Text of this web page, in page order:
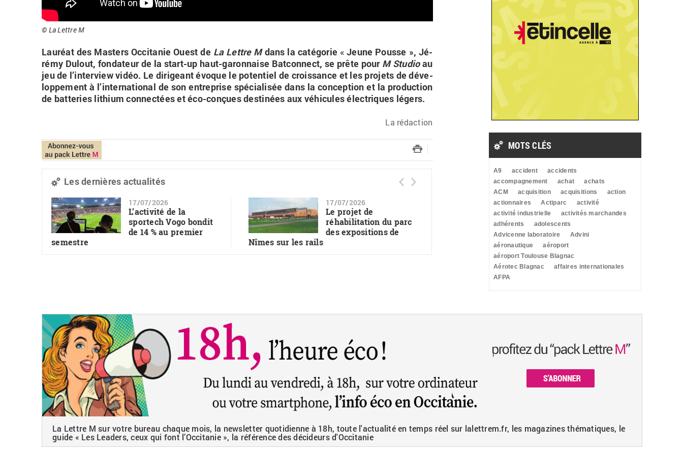
© La Lettre M
Lau­réat des Mas­ters Oc­ci­ta­nie Ouest de La Lettre Mdans la ca­té­go­rie « Jeune Pousse », Jé­
rémy Du­lout, fon­da­teur de la start-up haut-ga­ron­naise Bat­con­nect, se prête pour M Stu­dioau
jeu de l’in­ter­view vidéo. Le di­ri­geant évoque le po­ten­tiel de crois­sance et les pro­jets de dé­ve­
lop­pe­ment à l’in­ter­na­tio­nal de son en­tre­prise spé­cia­li­sée dans la concep­tion et la pro­duc­tion
de bat­te­ries li­thium connec­tées et éco-conçues des­ti­nées aux vé­hi­cules élec­triques lé­gers.
La ré­dac­tion
Les dernières actualités
17/07/2026
L’activité de la
sportech Vogo bondit
de 14 % au premier
semestre
17/07/2026
Le projet de
réhabilitation du parc
des expositions de
Nîmes sur les rails
MOTS CLÉS
A9 accident
accidents
accompagnement
achat
achats
ACM
acquisition acquisitions
action
actionnaires
Actiparc
activité
activité industrielle
activités marchandes
adhérents
adolescents
Advicenne laboratoire
Advini
aéronautique
aéroport
aéroport Toulouse Blagnac
Aérotec Blagnac
affaires internationales
AFPA
La Lettre M sur votre bureau chaque mois, la newsletter quotidienne à 18h, toute l'actualité en temps réel sur lalettrem.fr, les magazines thématiques, le
guide « Les Leaders, ceux qui font l’Occitanie », la référence des décideurs d'Occitanie